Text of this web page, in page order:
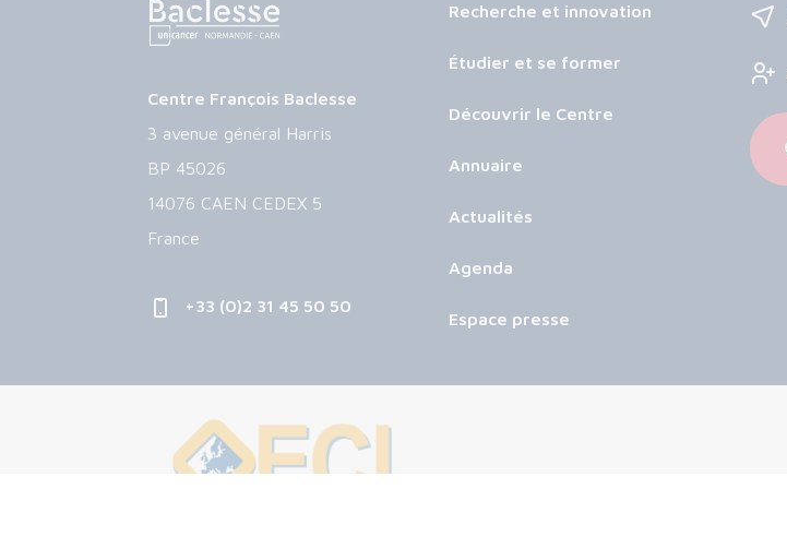
Centre François Baclesse
3 avenue général Harris
BP 45026
14076 CAEN CEDEX 5
France
+33 (0)2 31 45 50 50
Recherche et innovation
Étudier et se former
Découvrir le Centre
Annuaire
Actualités
Agenda
Espace presse